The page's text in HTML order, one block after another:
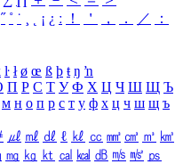
˝ ˚ ˙ ¸ ¡ ¿ ː ！ ＇ ， ． ／
：
ŀ ł ø œ ß þ ŧ ŋ ŉ
П Р С Т У Ф Х Ц Ч Ш Щ Ъ
м н о п р с т у ф х ц ч ш щ ъ
㎕ ㎖ ㎗ ℓ ㎘ ㏄ ㎣ ㎤ ㎥ ㎦
㎎ ㎏ ㏏ ㎈ ㎉ ㏈ ㎧ ㎨ ㎰